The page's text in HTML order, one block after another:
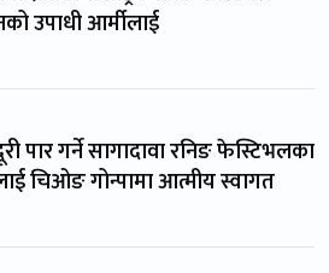
उपाधी आर्मीलाई
पार गर्ने सागादावा रनिङ फेस्टिभलका
चिओङ गोन्पामा आत्मीय स्वागत